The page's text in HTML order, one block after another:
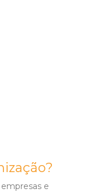
e